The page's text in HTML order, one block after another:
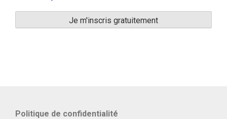
Politique de confidentialité